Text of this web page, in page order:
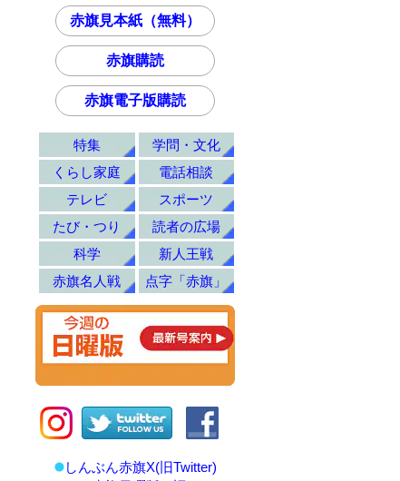
赤旗見本紙（無料）
赤旗購読
赤旗電子版購読
特集
学問・文化
くらし家庭
電話相談
テレビ
スポーツ
たび・つり
読者の広場
科学
新人王戦
赤旗名人戦
点字「赤旗」
しんぶん赤旗X(旧Twitter)